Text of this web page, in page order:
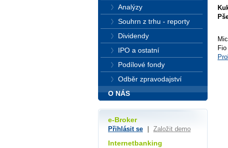
Analýzy
Souhrn z trhu - reporty
Dividendy
IPO a ostatní
Podílové fondy
Odběr zpravodajství
O NÁS
e-Broker
Přihlásit se Založit demo
Internetbanking